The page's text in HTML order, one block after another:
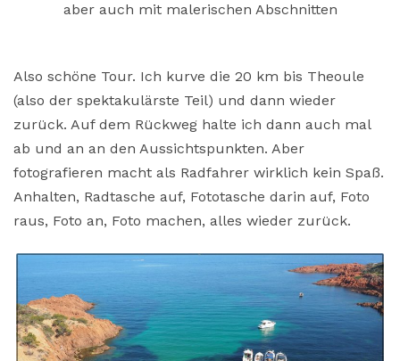
aber auch mit malerischen Abschnitten
Also schöne Tour. Ich kurve die 20 km bis Theoule
(also der spektakulärste Teil) und dann wieder
zurück. Auf dem Rückweg halte ich dann auch mal
ab und an an den Aussichtspunkten. Aber
fotografieren macht als Radfahrer wirklich kein Spaß.
Anhalten, Radtasche auf, Fototasche darin auf, Foto
raus, Foto an, Foto machen, alles wieder zurück.